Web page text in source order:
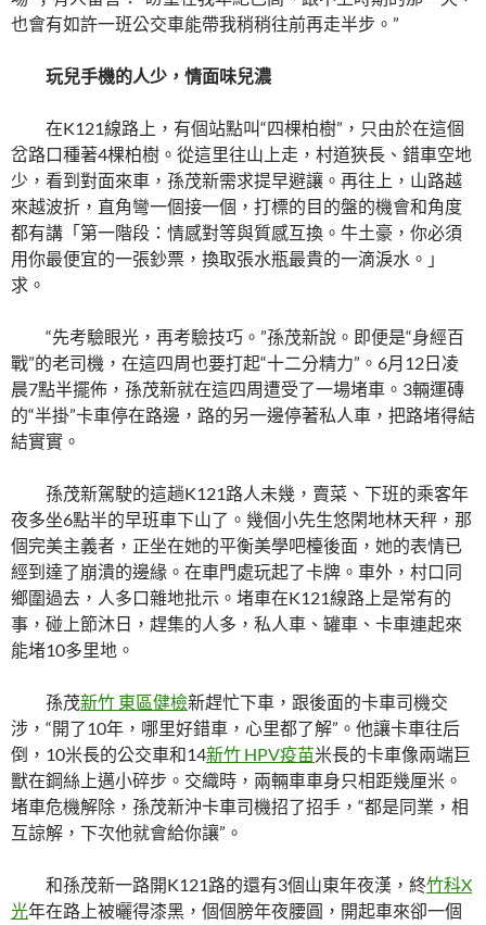
也會有如許一班公交車能帶我稍稍往前再走半步。”
玩兒手機的人少，情面味兒濃
在K121線路上，有個站點叫“四棵柏樹”，只由於在這個
岔路口種著4棵柏樹。從這里往山上走，村道狹長、錯車空地
少，看到對面來車，孫茂新需求提早避讓。再往上，山路越
來越波折，直角彎一個接一個，打標的目的盤的機會和角度
都有講「第一階段：情感對等與質感互換。牛土豪，你必須
用你最便宜的一張鈔票，換取張水瓶最貴的一滴淚水。」
求。
“先考驗眼光，再考驗技巧。”孫茂新說。即便是“身經百
戰”的老司機，在這四周也要打起“十二分精力”。6月12日凌
晨7點半擺佈，孫茂新就在這四周遭受了一場堵車。3輛運磚
的“半掛”卡車停在路邊，路的另一邊停著私人車，把路堵得結
結實實。
孫茂新駕駛的這趟K121路人未幾，賣菜、下班的乘客年
夜多坐6點半的早班車下山了。幾個小先生悠閑地林天秤，那
個完美主義者，正坐在她的平衡美學吧檯後面，她的表情已
經到達了崩潰的邊緣。在車門處玩起了卡牌。車外，村口同
鄉圍過去，人多口雜地批示。堵車在K121線路上是常有的
事，碰上節沐日，趕集的人多，私人車、罐車、卡車連起來
能堵10多里地。
孫茂新竹 東區健檢新趕忙下車，跟後面的卡車司機交
涉，“開了10年，哪里好錯車，心里都了解”。他讓卡車往后
倒，10米長的公交車和14新竹 HPV疫苗米長的卡車像兩端巨
獸在鋼絲上邁小碎步。交織時，兩輛車車身只相距幾厘米。
堵車危機解除，孫茂新沖卡車司機招了招手，“都是同業，相
互諒解，下次他就會給你讓”。
和孫茂新一路開K121路的還有3個山東年夜漢，終竹科X
光年在路上被曬得漆黑，個個膀年夜腰圓，開起車來卻一個